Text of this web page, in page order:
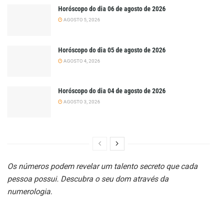
Horóscopo do dia 06 de agosto de 2026
AGOSTO 5, 2026
Horóscopo do dia 05 de agosto de 2026
AGOSTO 4, 2026
Horóscopo do dia 04 de agosto de 2026
AGOSTO 3, 2026
Os números podem revelar um talento secreto que cada
pessoa possui. Descubra o seu dom através da
numerologia.